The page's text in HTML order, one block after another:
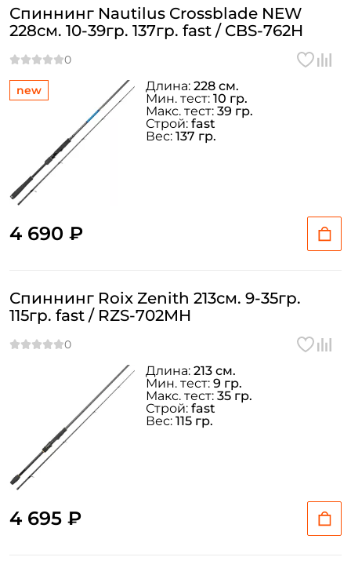
new
Спиннинг Nautilus Crossblade NEW
228см. 10-39гр. 137гр. fast / CBS-762H
4 690 ₽
Длина: 228 см.
Мин. тест: 10 гр.
Макс. тест: 39 гр.
Строй: fast
Вес: 137 гр.
Спиннинг Roix Zenith 213см. 9-35гр.
115гр. fast / RZS-702MH
4 695 ₽
Длина: 213 см.
Мин. тест: 9 гр.
Макс. тест: 35 гр.
Строй: fast
Вес: 115 гр.